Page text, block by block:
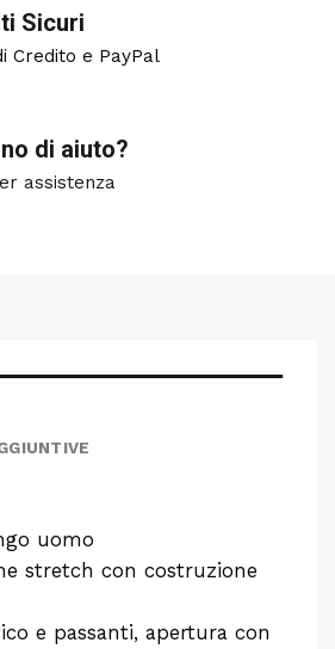
Sicuri
Credito e PayPal
di aiuto?
assistenza
uomo
stretch con costruzione
e passanti, apertura con